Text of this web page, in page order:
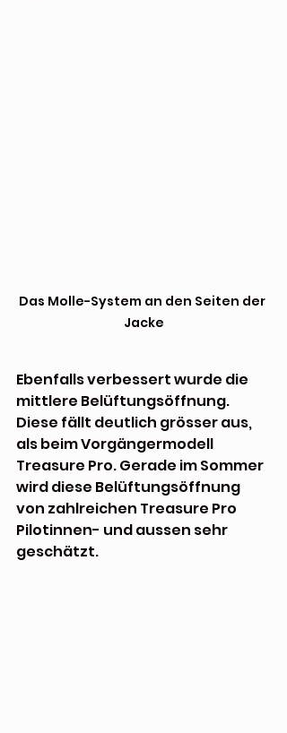
Das Molle-System an den Seiten der
Jacke
Ebenfalls verbessert wurde die
mittlere Belüftungsöffnung.
Diese fällt deutlich grösser aus,
als beim Vorgängermodell
Treasure Pro. Gerade im Sommer
wird diese Belüftungsöffnung
von zahlreichen Treasure Pro
Pilotinnen- und aussen sehr
geschätzt.